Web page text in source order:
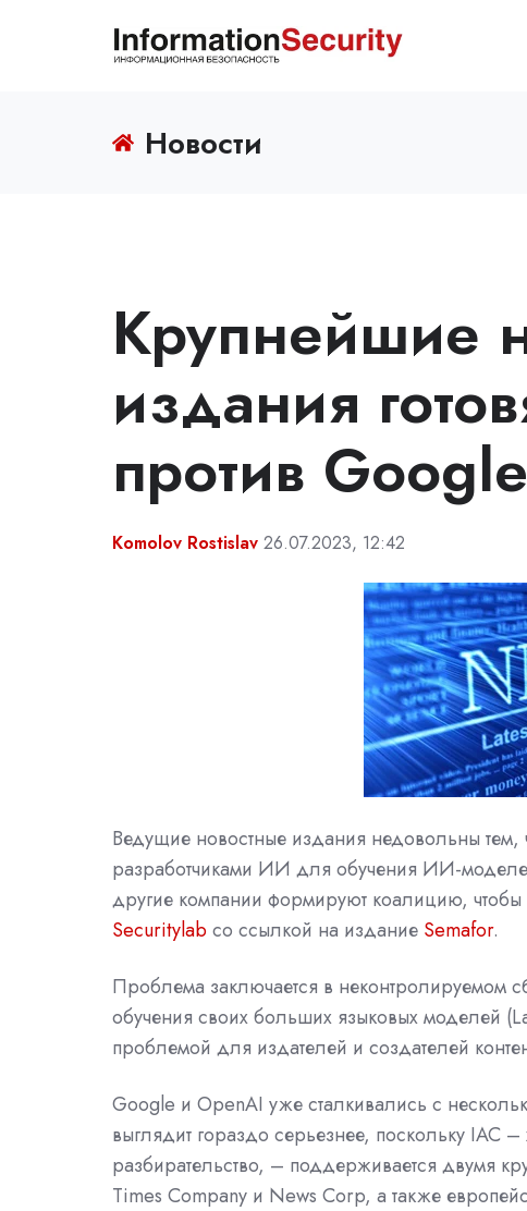
Новости
Крупнейшие
издания
против
Komolov Rostislav 26.07.2023, 12:42
Ведущие новостные издания недовольны тем,
разработчиками ИИ для обучения ИИ-
другие компании формируют коалицию, чтобы
Securitylabсо ссылкой на издание Semafor.
Проблема заключается в неконтролируемом
обучения своих больших языковых моделей
проблемой для издателей и создателей
Google и OpenAI уже сталкивались с
выглядит гораздо серьезнее, поскольку
разбирательство, – поддерживается двумя
Times Company и News Corp, а также